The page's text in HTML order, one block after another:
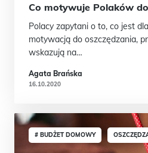
Co motywuje Polaków
Polacy zapytani o to, co jest
motywacją do oszczędzania,
wskazują na…
Agata Brańska
16.10.2020
# BUDŻET DOMOWY